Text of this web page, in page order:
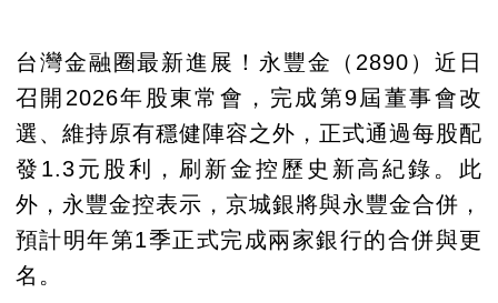
台灣金融圈最新進展！永豐金（2890）近日
召開2026年股東常會，完成第9屆董事會改
選、維持原有穩健陣容之外，正式通過每股配
發1.3元股利，刷新金控歷史新高紀錄。此
外，永豐金控表示，京城銀將與永豐金合併，
預計明年第1季正式完成兩家銀行的合併與更
名。